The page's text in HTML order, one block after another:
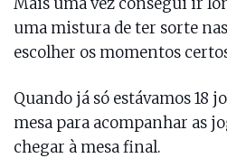
uma mistura de ter sorte
escolher os momentos
Quando já só estávamos 18
mesa para acompanhar as
chegar à mesa final.